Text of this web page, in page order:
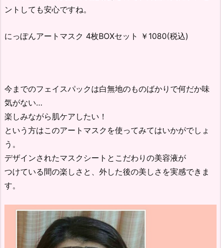
ントしても安心ですね。
にっぽんアートマスク 4枚BOXセット ￥1080(税込)
今までのフェイスパックは白無地のものばかりで何だか味
気がない…
楽しみながら肌ケアしたい！
という方はこのアートマスクを使ってみてはいかがでしょ
う。
デザインされたマスクシートとこだわりの美容液が
つけている間の楽しさと、外した後の美しさを実感できま
す。